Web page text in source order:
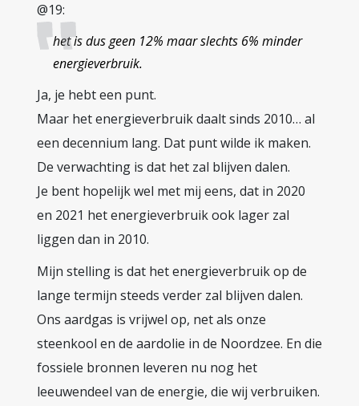
@19:
het is dus geen 12% maar slechts 6% minder
energieverbruik.
Ja, je hebt een punt.
Maar het energieverbruik daalt sinds 2010… al
een decennium lang. Dat punt wilde ik maken.
De verwachting is dat het zal blijven dalen.
Je bent hopelijk wel met mij eens, dat in 2020
en 2021 het energieverbruik ook lager zal
liggen dan in 2010.
Mijn stelling is dat het energieverbruik op de
lange termijn steeds verder zal blijven dalen.
Ons aardgas is vrijwel op, net als onze
steenkool en de aardolie in de Noordzee. En die
fossiele bronnen leveren nu nog het
leeuwendeel van de energie, die wij verbruiken.